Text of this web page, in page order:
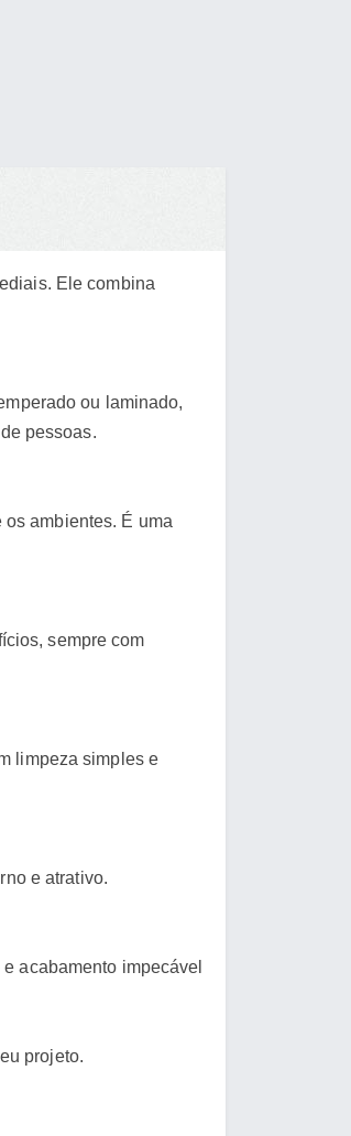
Ele combina
ou laminado,
pessoas.
ambientes. É uma
sempre com
limpeza simples e
e atrativo.
acabamento impecável
projeto.